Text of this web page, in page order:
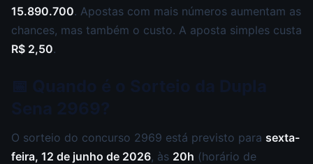
15.890.700. Apostas com mais números aumentam as
chances, mas também o custo. A aposta simples custa
R$ 2,50.
O sorteio do concurso 2969 está previsto para sexta-
feira, 12 de junho de 2026, às 20h (horário de